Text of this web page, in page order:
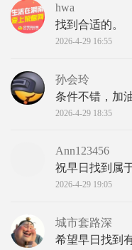
hwa
找到合适的。
2026-4-29 16:55
孙会玲
条件不错，加
2026-4-29 18:35
Ann123456
祝早日找到属
2026-4-29 19:05
城市套路深
希望早日找到